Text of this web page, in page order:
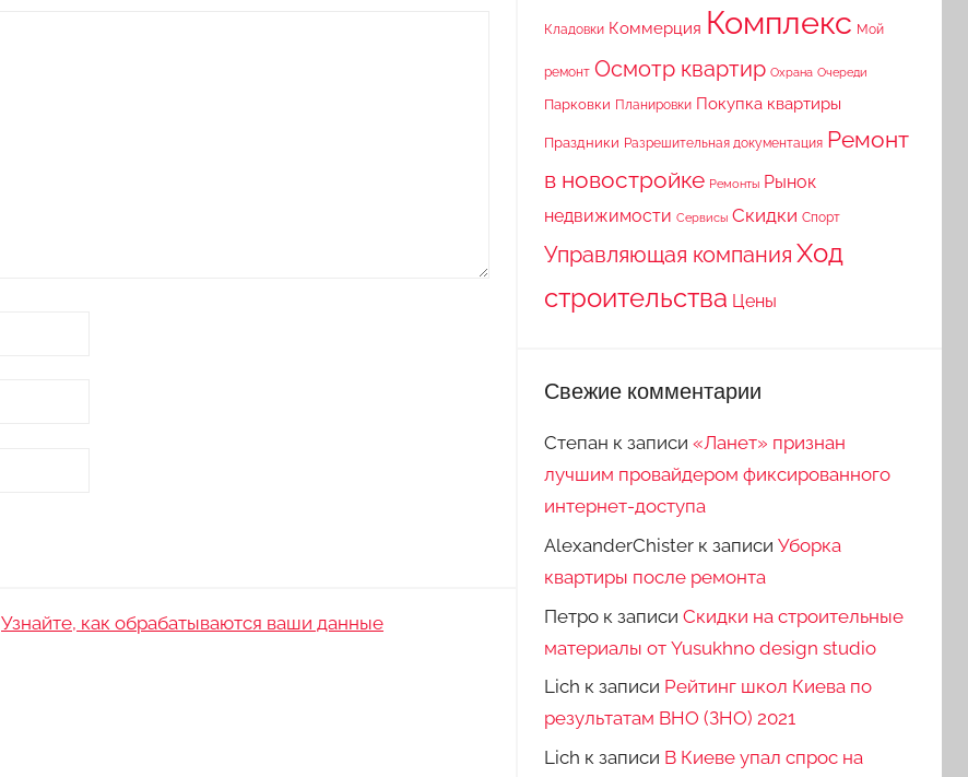
Узнайте, как обрабатываются ваши данные
Кладовки Коммерция Комплекс Мой
ремонт Осмотр квартир Охрана Очереди
Парковки Планировки Покупка квартиры
Праздники Разрешительная документация Ремонт
в новостройке Ремонты Рынок
недвижимости Сервисы Скидки Спорт
Управляющая компания Ход
строительства Цены
Свежие комментарии
Степан к записи «Ланет» признан
лучшим провайдером фиксированного
интернет-доступа
AlexanderChisterк записи Уборка
квартиры после ремонта
Петрок записи Скидки на строительные
материалы от Yusukhno design studio
Lich к записи Рейтинг школ Киева по
результатам ВНО (ЗНО) 2021
Lich к записи В Киеве упал спрос на